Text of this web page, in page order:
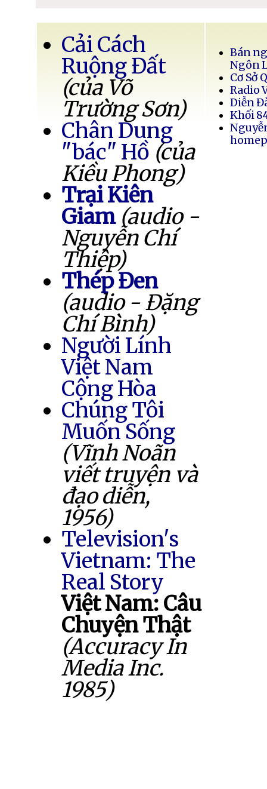
Cải Cách
Ruộng Đất
(của Võ
Trường Sơn)
Chân Dung
"bác" Hồ (của
Kiều Phong)
Trại Kiên
Giam (audio -
Nguyễn Chí
Thiệp)
Thép Đen
(audio - Đặng
Chí Bình)
Người Lính
Việt Nam
Cộng Hòa
Chúng Tôi
Muốn Sống
(Vĩnh Noãn
viết truyện và
đạo diễn,
1956)
Television's
Vietnam: The
Real Story
Việt Nam: Câu
Chuyện Thật
(Accuracy In
Media Inc.
1985)
Bán
Ngôn
Cơ Sở
Radio
Diễn
Khối